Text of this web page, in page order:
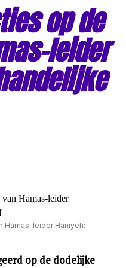
op de
leider
Hamas-leider Haniyeh:
op de dodelijke